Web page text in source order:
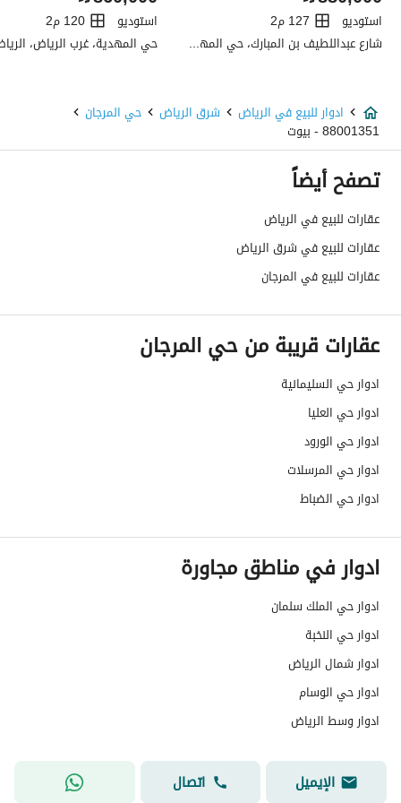
تفاصيل اضافية
عرض الشارع
0
رقم المخطط
3532
رقم صك الملكية
واجهة العقار
حدود واطوال العقار
الضمانات والمدة
يوجد جميع الضمانات
قنوات الاعلان
منصة مرخصة ،أخرى ،منصات التواصل
هل يوجد اي التزام على
العقار ؟
مطابقة لكود البناء
السعودي
العقار مرهون
لا
العقار مقيد
لا
رقم الأرض
ملاحظات
حدود العقار/الملكية
الشرقي
استوديو
127 م2
شارع عبداللطيف بن المبارك، حي المهدية، غرب الرياض، الرياض
استوديو
120 م2
حي المهدية، غرب الرياض،
ادوار للبيع في الرياض شرق الرياض حي المرجان
88001351 - بيوت
تصفح أيضاً
عقارات للبيع في الرياض
عقارات للبيع في شرق الرياض
عقارات للبيع في المرجان
عقارات قريبة من حي المرجان
ادوار حي السليمانية
ادوار حي العليا
ادوار حي الورود
ادوار حي المرسلات
ادوار حي الضباط
ادوار في مناطق مجاورة
ادوار حي الملك سلمان
ادوار حي النخبة
ادوار شمال الرياض
ادوار حي الوسام
ادوار وسط الرياض
الإيميل اتصال